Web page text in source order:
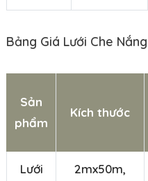
Bảng Giá Lưới Che
Sản
phẩm
Kích thước
Lưới
2mx50m,